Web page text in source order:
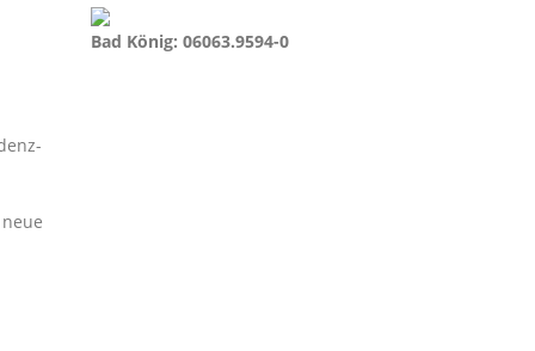
Bad König: 06063.9594-0